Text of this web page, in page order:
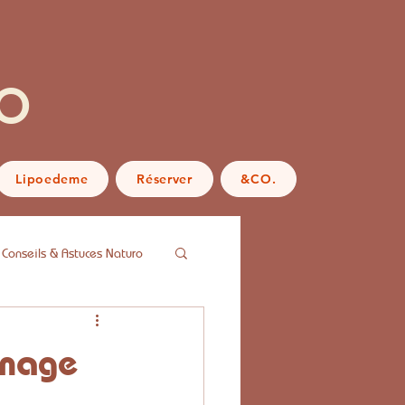
Lipoedeme Réserver &CO.
Conseils & Astuces Naturo